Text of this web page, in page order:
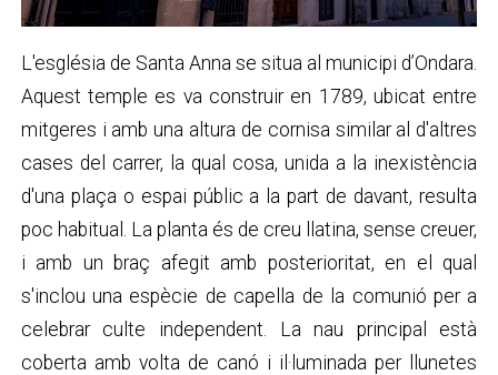
L'església de Santa Anna se situa al municipi d’Ondara.
Aquest temple es va construir en 1789, ubicat entre
mitgeres i amb una altura de cornisa similar al d'altres
cases del carrer, la qual cosa, unida a la inexistència
d'una plaça o espai públic a la part de davant, resulta
poc habitual. La planta és de creu llatina, sense creuer,
i amb un braç afegit amb posterioritat, en el qual
s'inclou una espècie de capella de la comunió per a
celebrar culte independent. La nau principal està
coberta amb volta de canó i il·luminada per llunetes